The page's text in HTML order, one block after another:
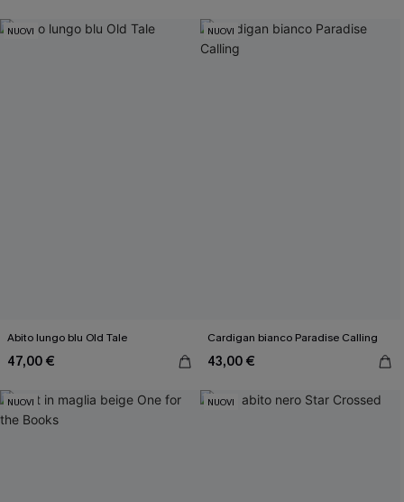
NUOVI
Abito lungo blu Old Tale
47,00 €
NUOVI
Cardigan bianco Paradise Calling
43,00 €
NUOVI NUOVI